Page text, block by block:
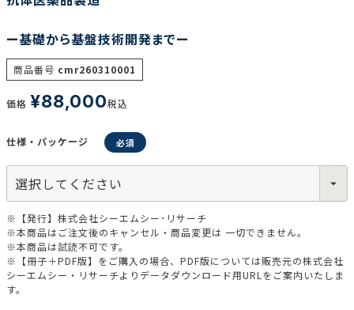
リセット
ー基礎から基盤技術開発までー
商品番号 cmr260310001
価格 ¥88,000税込
仕様・パッケージ
※【発行】株式会社シーエムシー･リサーチ
※本商品はご注文後のキャンセル・商品変更は 一切できません。
※本商品は試読不可です。
※【冊子＋PDF版】をご購入の場合、PDF版については販売元の株式会社
シーエムシー・リサーチよりデータダウンロード用URLをご案内いたしま
す。